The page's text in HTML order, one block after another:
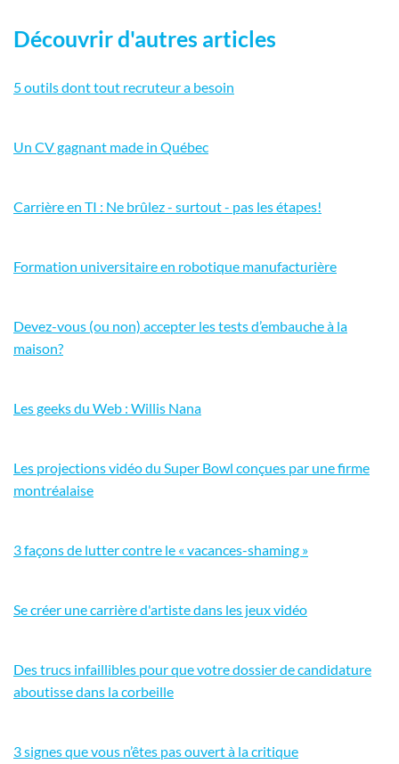
Découvrir d'autres articles
5 outils dont tout recruteur a besoin
Un CV gagnant made in Québec
Carrière en TI : Ne brûlez - surtout - pas les étapes!
Formation universitaire en robotique manufacturière
Devez-vous (ou non) accepter les tests d’embauche à la
maison?
Les geeks du Web : Willis Nana
Les projections vidéo du Super Bowl conçues par une firme
montréalaise
3 façons de lutter contre le « vacances-shaming »
Se créer une carrière d'artiste dans les jeux vidéo
Des trucs infaillibles pour que votre dossier de candidature
aboutisse dans la corbeille
3 signes que vous n’êtes pas ouvert à la critique